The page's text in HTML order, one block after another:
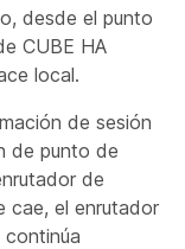
desde el punto
CUBE HA
local.
de sesión
de punto de
de
cae, el enrutador